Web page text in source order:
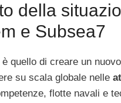
della
e Subsea7
è quello di creare un
su scala globale nelle
flotte navali e